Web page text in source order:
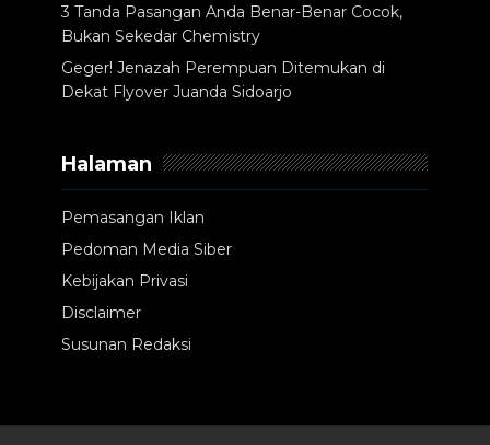
3 Tanda Pasangan Anda Benar-Benar Cocok,
Bukan Sekedar Chemistry
Geger! Jenazah Perempuan Ditemukan di
Dekat Flyover Juanda Sidoarjo
Halaman
Pemasangan Iklan
Pedoman Media Siber
Kebijakan Privasi
Disclaimer
Susunan Redaksi